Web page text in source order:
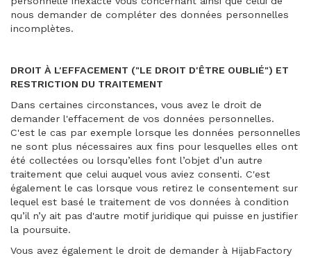
nous demander de compléter des données personnelles
incomplètes.
DROIT À L'EFFACEMENT ("LE DROIT D'ÊTRE OUBLIÉ") ET
RESTRICTION DU TRAITEMENT
Dans certaines circonstances, vous avez le droit de
demander l'effacement de vos données personnelles.
C'est le cas par exemple lorsque les données personnelles
ne sont plus nécessaires aux fins pour lesquelles elles ont
été collectées ou lorsqu’elles font l’objet d’un autre
traitement que celui auquel vous aviez consenti. C'est
également le cas lorsque vous retirez le consentement sur
lequel est basé le traitement de vos données à condition
qu’il n’y ait pas d'autre motif juridique qui puisse en justifier
la poursuite.
Vous avez également le droit de demander à HijabFactory